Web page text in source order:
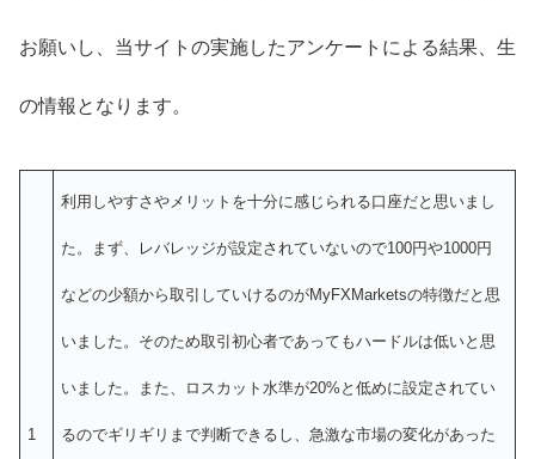
お願いし、当サイトの実施したアンケートによる結果、生
の情報となります。
1
利用しやすさやメリットを十分に感じられる口座だと思いまし
た。まず、レバレッジが設定されていないので100円や1000円
などの少額から取引していけるのがMyFXMarketsの特徴だと思
いました。そのため取引初心者であってもハードルは低いと思
いました。また、ロスカット水準が20%と低めに設定されてい
るのでギリギリまで判断できるし、急激な市場の変化があった